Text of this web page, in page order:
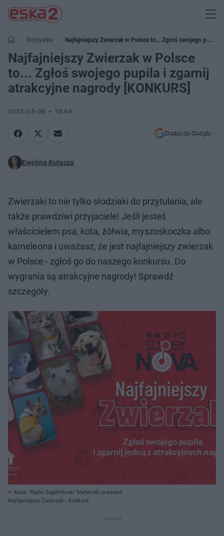
Rozrywka
Najfajniejszy Zwierzak w Polsce to... Zgłoś swojego pupila
i zgarnij atrakcyjne nagrody [KONKURS]
Najfajniejszy Zwierzak w Polsce
to... Zgłoś swojego pupila i zgarnij
atrakcyjne nagrody [KONKURS]
2023-03-06 13:49
Dodaj do Google
Ewelina Kulasza
Zwierzaki to nie tylko słodziaki do przytulania, ale
także prawdziwi przyjaciele! Jeśli jesteś
właścicielem psa, kota, żółwia, myszoskoczka albo
kameleona i uważasz, że jest najfajniejszy zwierzak
w Polsce - zgłoś go do naszego konkursu. Do
wygrania są atrakcyjne nagrody! Sprawdź
szczegóły.
Autor: Radio SuperNova/ Materiały prasowe
Najfajniejszy Zwierzak - Konkurs